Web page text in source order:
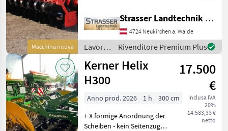
Macchina nuova
Vollausstattung - 620mm
Scheibendurchmesser -
hydraulische
Randscheibenklappung -
hydraulische Arbeitstie
Strasser Landtechnik GmbH
4724 Neukirchen a. Walde
Lavorazione
terreno
/
Maschio
Rivenditore Premium Plus
Kerner Helix
H300
17.500
€
inclusa IVA
20%
14.583,33 €
netto
Anno prod. 2026 1 h
300 cm
+ X förmige Anordnung der
Scheiben - kein Seitenzug! +